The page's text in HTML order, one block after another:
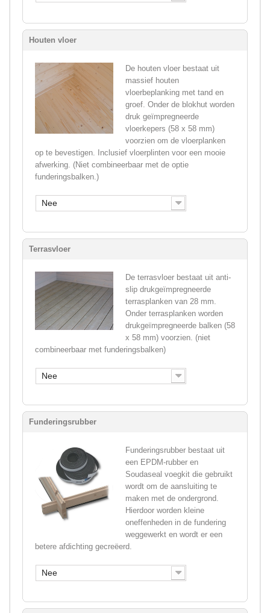
Houten vloer
De houten vloer bestaat uit
massief houten
vloerbeplanking met tand en
groef. Onder de blokhut worden
druk geïmpregneerde
vloerkepers (58 x 58 mm)
voorzien om de vloerplanken
op te bevestigen. Inclusief vloerplinten voor een mooie
afwerking. (Niet combineerbaar met de optie
funderingsbalken.)
Nee
Terrasvloer
De terrasvloer bestaat uit anti-
slip drukgeïmpregneerde
terrasplanken van 28 mm.
Onder terrasplanken worden
drukgeïmpregneerde balken (58
x 58 mm) voorzien. (niet
combineerbaar met funderingsbalken)
Nee
Funderingsrubber
Funderingsrubber bestaat uit
een EPDM-rubber en
Soudaseal voegkit die gebruikt
wordt om de aansluiting te
maken met de ondergrond.
Hierdoor worden kleine
oneffenheden in de fundering
weggewerkt en wordt er een
betere afdichting gecreëerd.
Nee